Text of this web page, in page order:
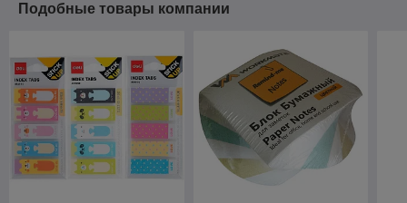
Подобные товары компании